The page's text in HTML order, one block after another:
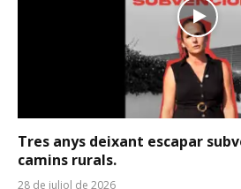
Tres anys deixant escapar
camins rurals.
28 de juliol de 2026